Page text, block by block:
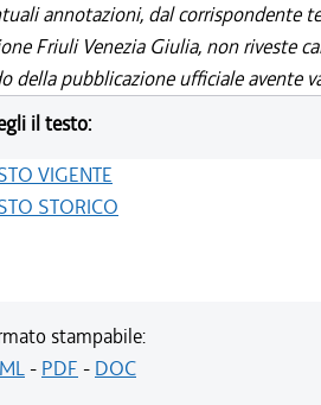
annotazioni, dal corrispondente
Friuli Venezia Giulia, non riveste
della pubblicazione ufficiale avente
il testo:
VIGENTE
STORICO
stampabile:
- PDF - DOC